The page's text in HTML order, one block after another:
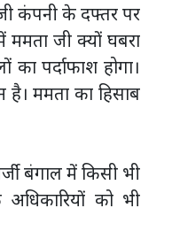
कंपनी के दफ्तर पर
जी क्यों घबरा
पर्दाफाश होगा।
ममता का हिसाब
बंगाल में किसी भी
को भी